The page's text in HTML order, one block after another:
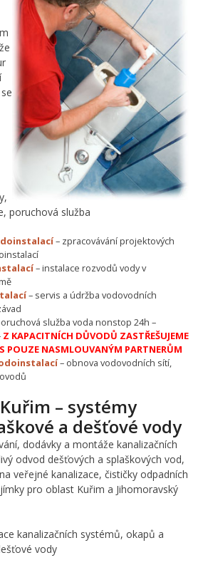
poruchová služba
– zpracovávání projektových
– instalace rozvodů vody v
– servis a údržba vodovodních
služba voda nonstop 24h –
Z KAPACITNÍCH DŮVODŮ ZASTŘEŠUJEME
POUZE NASMLOUVANÝM PARTNERŮM
– obnova vodovodních sítí,
– systémy
a dešťové vody
dodávky a montáže kanalizačních
odvod dešťových a splaškových vod,
veřejné kanalizace, čističky odpadních
pro oblast Kuřim a Jihomoravský
kanalizačních systémů, okapů a
vody